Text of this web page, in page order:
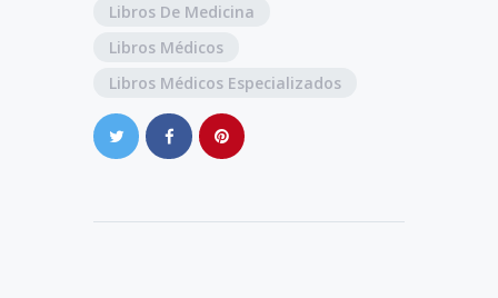
Libros De Medicina
Libros Médicos
Libros Médicos Especializados